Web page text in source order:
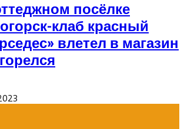
посёлке
клаб красный
влетел в магазин